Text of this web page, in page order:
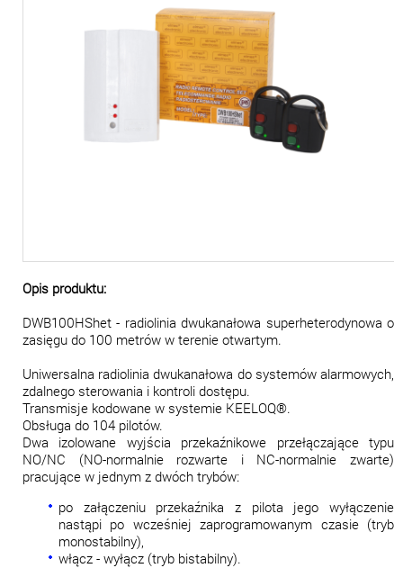
Opis produktu:
DWB100HShet - radiolinia dwukanałowa superheterodynowa o
zasięgu do 100 metrów w terenie otwartym.
Uniwersalna radiolinia dwukanałowa do systemów alarmowych,
zdalnego sterowania i kontroli dostępu.
Transmisje kodowane w systemie KEELOQ®.
Obsługa do 104 pilotów.
Dwa izolowane wyjścia przekaźnikowe przełączające typu
NO/NC (NO-normalnie rozwarte i NC-normalnie zwarte)
pracujące w jednym z dwóch trybów:
po załączeniu przekaźnika z pilota jego wyłączenie
nastąpi po wcześniej zaprogramowanym czasie (tryb
monostabilny),
włącz - wyłącz (tryb bistabilny).